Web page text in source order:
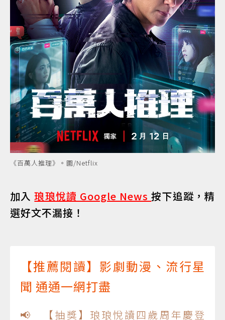
《百萬人推理》。圖/Netflix
加入琅琅悅讀 Google News按下追蹤，精
選好文不漏接！
【推薦閱讀】影劇動漫、流行星
聞 通通一網打盡
📢 【抽獎】琅琅悅讀四歲周年慶登